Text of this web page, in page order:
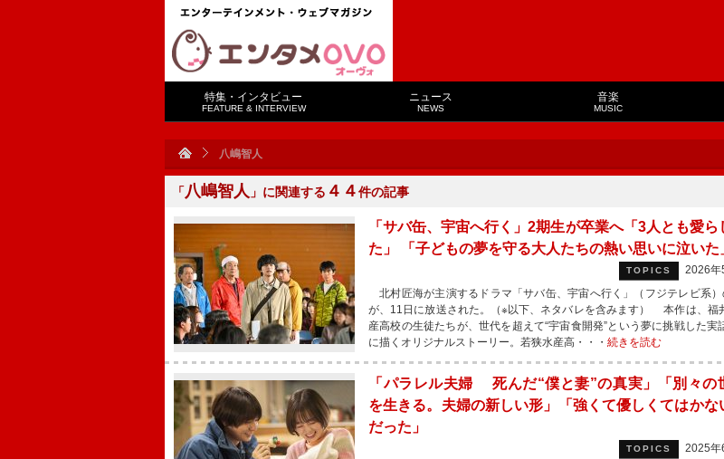
特集・インタビュー
FEATURE & INTERVIEW
ニュース
NEWS
音楽
MUSIC
八嶋智人
「八嶋智人 」に関連する ４４件の記事
「サバ缶、宇宙へ行く」2期生が卒業へ「3人とも愛ら
た」 「子どもの夢を守る大人たちの熱い思いに泣いた
TOPICS
2026年
北村匠海が主演するドラマ「サバ缶、宇宙へ行く」（フジテレビ系
が、11日に放送された。（※以下、ネタバレを含みます） 本作は、福
産高校の生徒たちが、世代を超えて“宇宙食開発”という夢に挑戦した実
に描くオリジナルストーリー。若狭水産高・・・ 続きを読む
「パラレル夫婦 死んだ“僕と妻”の真実」「別々の
を生きる。夫婦の新しい形」「強くて優しくてはかな
だった」
TOPICS
2025年